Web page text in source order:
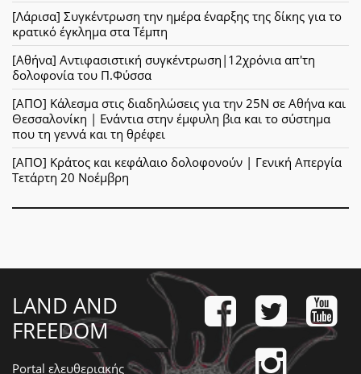
[Λάρισα] Συγκέντρωση την ημέρα έναρξης της δίκης για το
κρατικό έγκλημα στα Τέμπη
[Αθήνα] Αντιφασιστική συγκέντρωση|12χρόνια απ'τη
δολοφονία του Π.Φύσσα
[ΑΠΟ] Κάλεσμα στις διαδηλώσεις για την 25Ν σε Αθήνα και
Θεσσαλονίκη | Ενάντια στην έμφυλη βια και το σύστημα
που τη γεννά και τη θρέφει
[ΑΠΟ] Κράτος και κεφάλαιο δολοφονούν | Γενική Απεργία
Τετάρτη 20 Νοέμβρη
LAND AND
FREEDOM
Portal ελευθεριακής